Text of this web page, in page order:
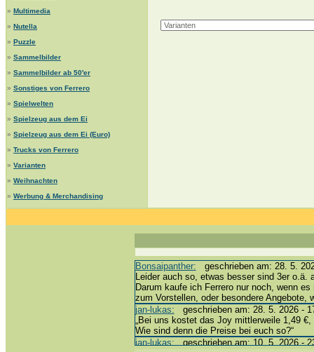
» Multimedia
» Nutella
» Puzzle
» Sammelbilder
» Sammelbilder ab 50'er
» Sonstiges von Ferrero
» Spielwelten
» Spielzeug aus dem Ei
» Spielzeug aus dem Ei (Euro)
» Trucks von Ferrero
» Varianten
» Weihnachten
» Werbung & Merchandising
Bonsaipanther: geschrieben am: 28. 5.
Leider auch so, etwas besser sind 3er o.ä.
Darum kaufe ich Ferrero nur noch, wenn
zum Vorstellen, oder besondere Angebote,
jan-lukas: geschrieben am: 28. 5. 2026 -
„Bei uns kostet das Joy mittlerweile 1,49
Wie sind denn die Preise bei euch so?“
jan-lukas:geschrieben am: 10. 5. 2026 -